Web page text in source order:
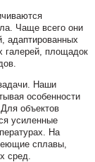
Чаще всего они
адаптированных
галерей, площадок
Наши
особенности
объектов
усиленные
На
сплавы,
сред.